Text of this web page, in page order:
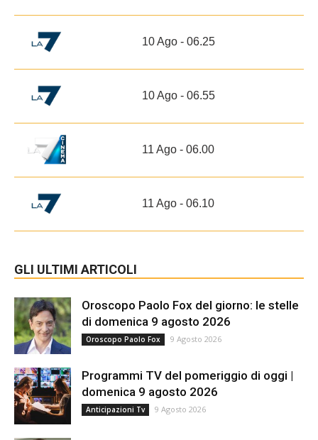
10 Ago - 06.25
10 Ago - 06.55
11 Ago - 06.00
11 Ago - 06.10
GLI ULTIMI ARTICOLI
Oroscopo Paolo Fox del giorno: le stelle
di domenica 9 agosto 2026
Oroscopo Paolo Fox 9 Agosto 2026
Programmi TV del pomeriggio di oggi |
domenica 9 agosto 2026
Anticipazioni Tv 9 Agosto 2026